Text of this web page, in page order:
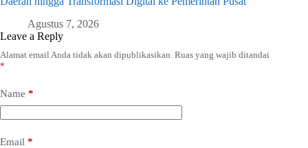
Agustus 7, 2026
Leave a Reply
Alamat email Anda tidak akan dipublikasikan. Ruas yang wajib ditandai
*
Name *
Email *